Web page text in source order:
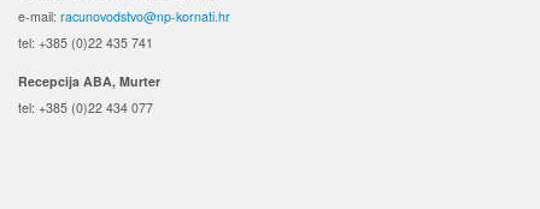
e-mail: racunovodstvo@np-kornati.hr
tel: +385 (0)22 435 741
Recepcija ABA, Murter
tel: +385 (0)22 434 077